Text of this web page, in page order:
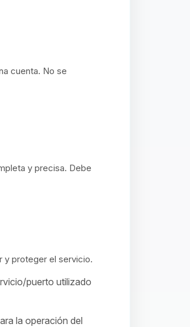
cuenta. No se
y precisa. Debe
y proteger el servicio.
puerto utilizado
la operación del